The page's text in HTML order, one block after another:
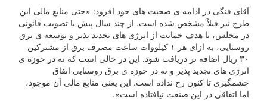
آقای فنگی در ادامه ی صحبت های خود افزود: «حتی منابع مالی این
طرح نیز قبلاً مشخص شده است. از چند سال پیش با تصویب قانونی
در مجلس، با هدف حمایت از انرژی های تجدید پذیر و توسعه ی برق
روستایی، به ازای هر ۱ کیلووات ساعت مصرف برق از مشترکین
۳۰ ریال اضافه تر دریافت شود. این در حالی است که نه در حوزه ی
انرژی های تجدید پذیر و نه در حوزه ی برق روستایی اتفاق
چشمگیری تا کنون رخ نداده است. این یعنی منابع مالی آن موجود،
اما اتفاقی در این صنعت نیافتاده است».